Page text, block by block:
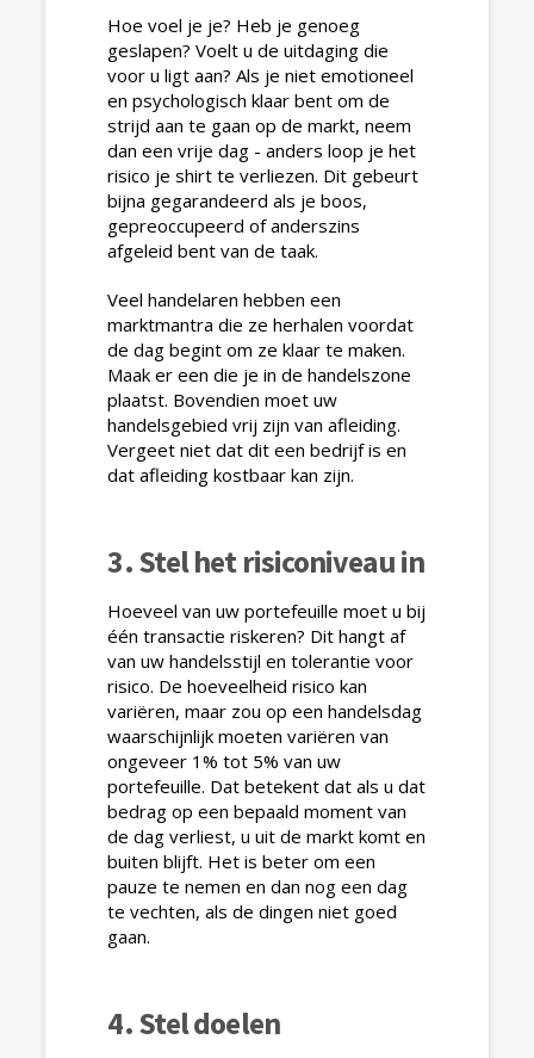
Hoe voel je je? Heb je genoeg
geslapen? Voelt u de uitdaging die
voor u ligt aan? Als je niet emotioneel
en psychologisch klaar bent om de
strijd aan te gaan op de markt, neem
dan een vrije dag - anders loop je het
risico je shirt te verliezen. Dit gebeurt
bijna gegarandeerd als je boos,
gepreoccupeerd of anderszins
afgeleid bent van de taak.
Veel handelaren hebben een
marktmantra die ze herhalen voordat
de dag begint om ze klaar te maken.
Maak er een die je in de handelszone
plaatst. Bovendien moet uw
handelsgebied vrij zijn van afleiding.
Vergeet niet dat dit een bedrijf is en
dat afleiding kostbaar kan zijn.
3. Stel het risiconiveau in
Hoeveel van uw portefeuille moet u bij
één transactie riskeren? Dit hangt af
van uw handelsstijl en tolerantie voor
risico. De hoeveelheid risico kan
variëren, maar zou op een handelsdag
waarschijnlijk moeten variëren van
ongeveer 1% tot 5% van uw
portefeuille. Dat betekent dat als u dat
bedrag op een bepaald moment van
de dag verliest, u uit de markt komt en
buiten blijft. Het is beter om een ​​
pauze te nemen en dan nog een dag
te vechten, als de dingen niet goed
gaan.
4. Stel doelen